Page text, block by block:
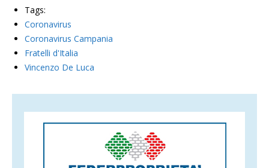
Tags:
Coronavirus
Coronavirus Campania
Fratelli d'Italia
Vincenzo De Luca